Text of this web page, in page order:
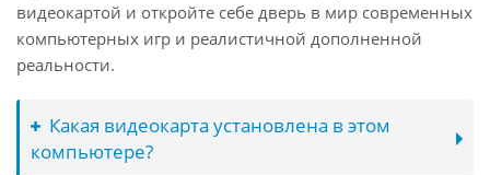
видеокартой и откройте себе дверь в мир современных
компьютерных игр и реалистичной дополненной
реальности.
Какая видеокарта установлена в этом
компьютере?